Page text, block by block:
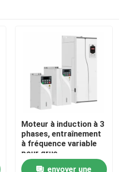
Moteur à induction à 3
phases, entraînement
à fréquence variable
pour grue
Accélération de
envoyer une